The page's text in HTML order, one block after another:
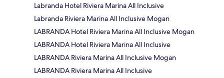
Labranda Hotel Riviera Marina All Inclusive
Labranda Riviera Marina All Inclusive Mogan
LABRANDA Hotel Riviera Marina All Inclusive Mogan
LABRANDA Hotel Riviera Marina All Inclusive
LABRANDA Riviera Marina All Inclusive Mogan
LABRANDA Riviera Marina All Inclusive